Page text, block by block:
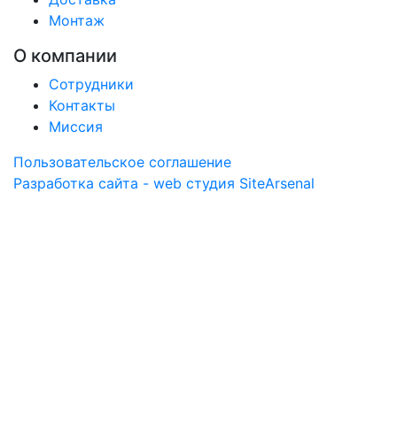
Монтаж
О компании
Сотрудники
Контакты
Миссия
Пользовательское соглашение
Разработка сайта - web студия SiteArsenal